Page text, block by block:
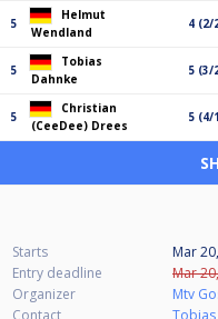
5
Helmut
Wendland
4 (2/
5
Tobias
Dahnke
5 (3/
5
Christian
(CeeDee) Drees
5 (4/
Starts
Mar
Entry deadline
Mar
Organizer
Mtv